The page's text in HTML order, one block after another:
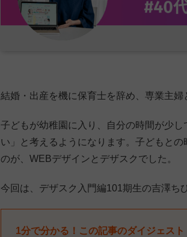
結婚・出産を機に保育士を辞め、専業主
子どもが幼稚園に入り、自分の時間が少
い」と考えるようになります。子どもと
のが、WEBデザインとデザスクでした。
今回は、デザスク入門編101期生の吉澤ち
1分で分かる！この記事のダイジェスト